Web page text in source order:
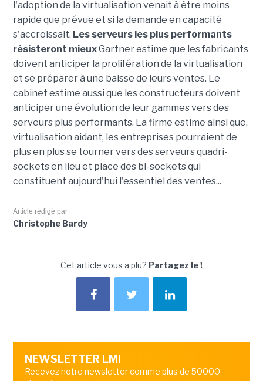
l'adoption de la virtualisation venait à être moins
rapide que prévue et si la demande en capacité
s'accroissait. Les serveurs les plus performants
résisteront mieuxGartner estime que les fabricants
doivent anticiper la prolifération de la virtualisation
et se préparer à une baisse de leurs ventes. Le
cabinet estime aussi que les constructeurs doivent
anticiper une évolution de leur gammes vers des
serveurs plus performants. La firme estime ainsi que,
virtualisation aidant, les entreprises pourraient de
plus en plus se tourner vers des serveurs quadri-
sockets en lieu et place des bi-sockets qui
constituent aujourd'hui l'essentiel des ventes...
Article rédigé par
Christophe Bardy
Cet article vous a plu? Partagez le !
NEWSLETTER LMI
Recevez notre newsletter comme plus de 50000